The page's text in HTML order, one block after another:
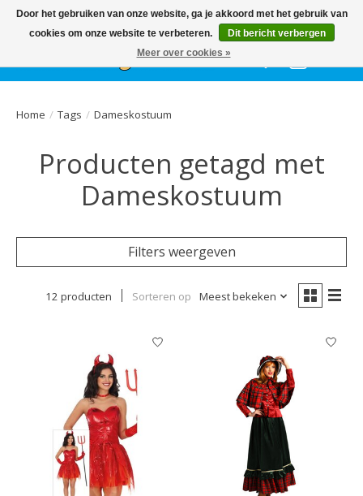
HetGEHELE jaar, grote collectie feestkleding & accessoires |
Ballonnen | Schmink | Bedrukking | Altijd gratis parkeren
Verlanglijst
Home / Tags / Dameskostuum
Producten getagd met
Dameskostuum
Filters weergeven
12 producten Sorteren op Meest bekeken
Door het gebruiken van onze website, ga je akkoord met het gebruik van
cookies om onze website te verbeteren.
Dit bericht verbergen
Meer over cookies »